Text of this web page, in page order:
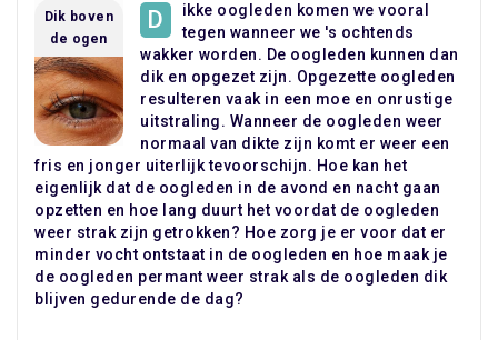
Dik boven
de ogen
D
ikke oogleden komen we vooral
tegen wanneer we 's ochtends
wakker worden. De oogleden kunnen dan
dik en opgezet zijn. Opgezette oogleden
resulteren vaak in een moe en onrustige
uitstraling. Wanneer de oogleden weer
normaal van dikte zijn komt er weer een
fris en jonger uiterlijk tevoorschijn. Hoe kan het
eigenlijk dat de oogleden in de avond en nacht gaan
opzetten en hoe lang duurt het voordat de oogleden
weer strak zijn getrokken? Hoe zorg je er voor dat er
minder vocht ontstaat in de oogleden en hoe maak je
de oogleden permant weer strak als de oogleden dik
blijven gedurende de dag?